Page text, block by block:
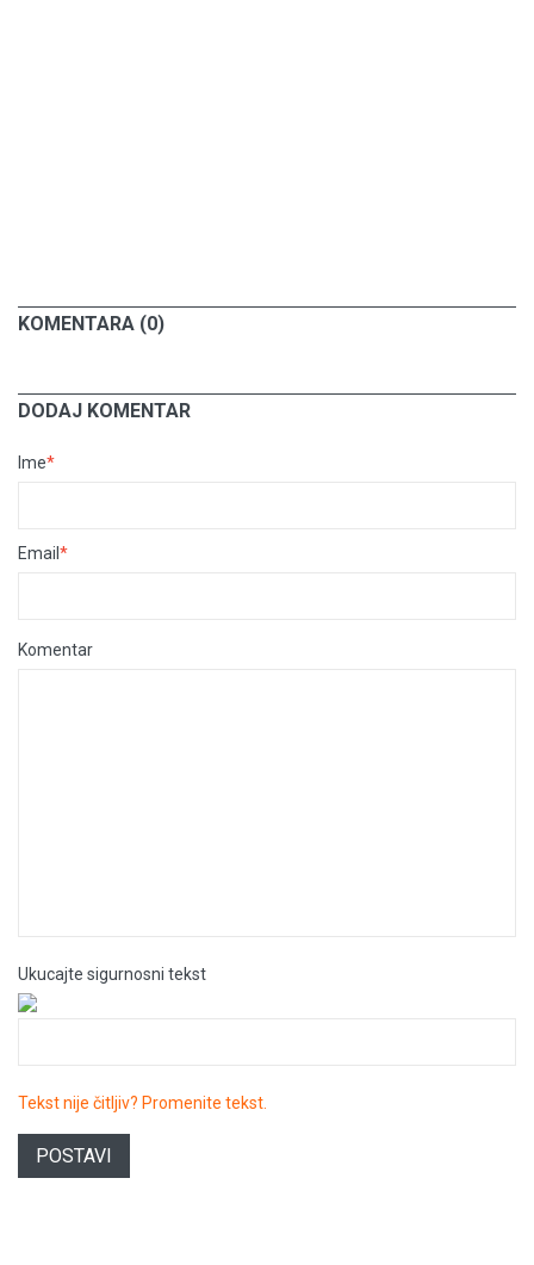
KOMENTARA (0)
DODAJ KOMENTAR
Ime*
Email *
Komentar
Ukucajte sigurnosni tekst
Tekst nije čitljiv? Promenite tekst.
POSTAVI